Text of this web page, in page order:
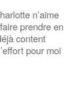
n’aime
prendre en
content
pour moi